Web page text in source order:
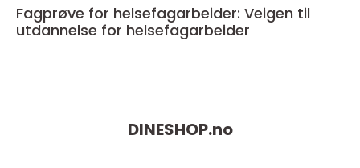
Fagprøve for helsefagarbeider: Veigen til
utdannelse for helsefagarbeider
DINESHOP.no